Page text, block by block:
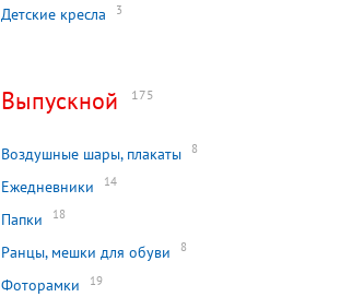
Детские кресла 3
Выпускной 175
Воздушные шары, плакаты 8
Ежедневники 14
Папки 18
Ранцы, мешки для обуви 8
Фоторамки 19